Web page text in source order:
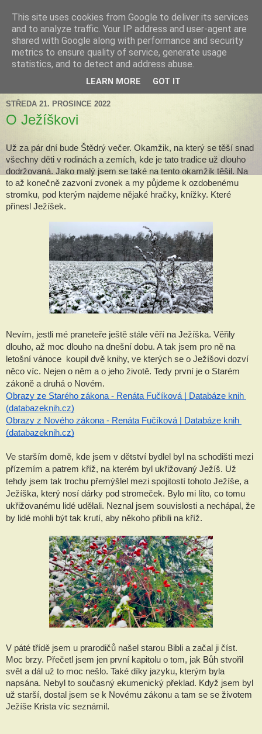
Tillandsia za okny
Tillandsie a další zelená havěť která s námi může žít v bytě,
k našim velkým radostem, nebo také starostem.
STŘEDA 21. PROSINCE 2022
O Ježíškovi
Už za pár dní bude Štědrý večer. Okamžik, na který se těší snad
všechny děti v rodinách a zemích, kde je tato tradice už dlouho
dodržovaná. Jako malý jsem se také na tento okamžik těšil. Na
to až konečně zazvoní zvonek a my půjdeme k ozdobenému
stromku, pod kterým najdeme nějaké hračky, knížky. Které
přinesl Ježíšek.
Nevím, jestli mé praneteře ještě stále věří na Ježíška. Věřily
dlouho, až moc dlouho na dnešní dobu. A tak jsem pro ně na
letošní vánoce  koupil dvě knihy, ve kterých se o Ježíšovi dozví
něco víc. Nejen o něm a o jeho životě. Tedy první je o Starém
zákoně a druhá o Novém.
Obrazy ze Starého zákona - Renáta Fučíková | Databáze knih
(databazeknih.cz)
Obrazy z Nového zákona - Renáta Fučíková | Databáze knih
(databazeknih.cz)
Ve starším domě, kde jsem v dětství bydlel byl na schodišti mezi
přízemím a patrem kříž, na kterém byl ukřižovaný Ježíš. Už
tehdy jsem tak trochu přemýšlel mezi spojitostí tohoto Ježíše, a
Ježíška, který nosí dárky pod stromeček. Bylo mi líto, co tomu
ukřižovanému lidé udělali. Neznal jsem souvislosti a nechápal, že
by lidé mohli být tak krutí, aby někoho přibili na kříž.
V páté třídě jsem u prarodičů našel starou Bibli a začal ji číst.
Moc brzy. Přečetl jsem jen první kapitolu o tom, jak Bůh stvořil
svět a dál už to moc nešlo. Také díky jazyku, kterým byla
napsána. Nebyl to současný ekumenický překlad. Když jsem byl
už starší, dostal jsem se k Novému zákonu a tam se se životem
Ježíše Krista víc seznámil.
This site uses cookies from Google to deliver its services
and to analyze traffic. Your IP address and user-agent are
shared with Google along with performance and security
metrics to ensure quality of service, generate usage
statistics, and to detect and address abuse.
LEARN MORE GOT IT